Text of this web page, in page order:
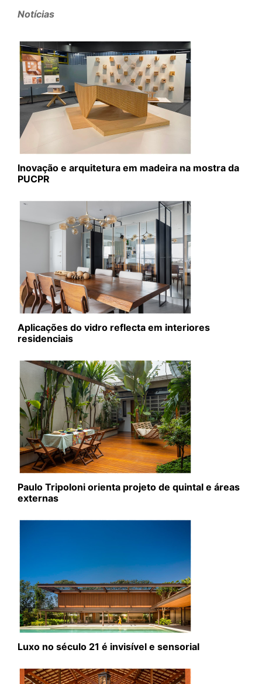
Notícias
Inovação e arquitetura em madeira na mostra da
PUCPR
Aplicações do vidro reflecta em interiores
residenciais
Paulo Tripoloni orienta projeto de quintal e áreas
externas
Luxo no século 21 é invisível e sensorial